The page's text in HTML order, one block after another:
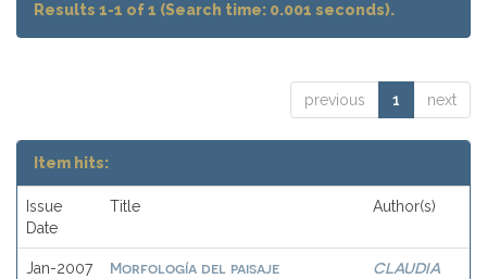
Results 1-1 of 1 (Search time: 0.001 seconds).
previous 1 next
Item hits:
Issue
Date
Title Author(s)
Jan-2007
Morfología del paisaje
CLAUDIA